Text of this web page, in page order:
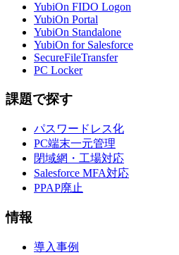
YubiOn FIDO Logon
YubiOn Portal
YubiOn Standalone
YubiOn for Salesforce
SecureFileTransfer
PC Locker
課題で探す
パスワードレス化
PC端末一元管理
閉域網・工場対応
Salesforce MFA対応
PPAP廃止
情報
導入事例